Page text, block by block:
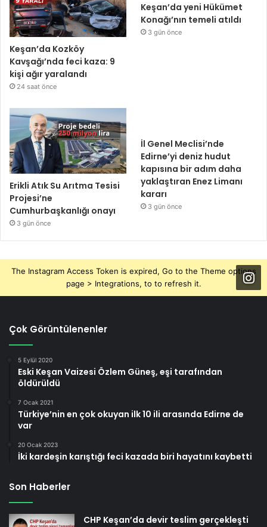
Keşan’da Kozköy
Kavşağı’nda feci kaza: 9
kişi ağır yaralandı
24 saat önce
Keşan’da yeni Hükümet
Konağı’nın temeli atıldı
3 gün önce
Erikli Atık Su Arıtma Tesisi
Projesi’ne
Cumhurbaşkanlığı onayı
3 gün önce
İl Genel Meclisi’nde
Edirne’yi deniz hudut
kapısına bir adım daha
yaklaştıran Enez Limanı
kararı
3 gün önce
The Instagram Access Token is expired, Go to the Theme options
page > Integrations, to to refresh it.
Çok Görüntülenenler
5 Eylül 2020
Eski Keşan Vaizesi Özlem Güneş, eşi tarafından
öldürüldü
7 Ocak 2021
Türkiye’nin en çok okuyan ilk 10 ili arasında Edirne de
var
20 Ocak 2023
İki kardeşin karıştığı feci kazada biri hayatını kaybetti
Son Haberler
CHP Keşan’da devir teslim gerçekleşti